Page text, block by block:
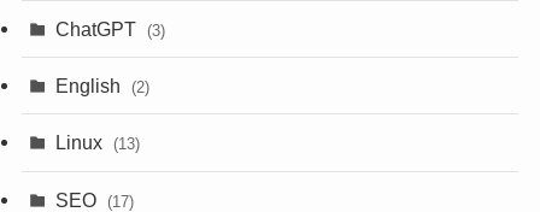
ChatGPT (3)
English (2)
Linux (13)
SEO (17)